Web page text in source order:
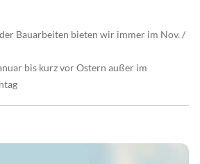
Bauarbeiten bieten wir immer im Nov. /
bis kurz vor Ostern außer im